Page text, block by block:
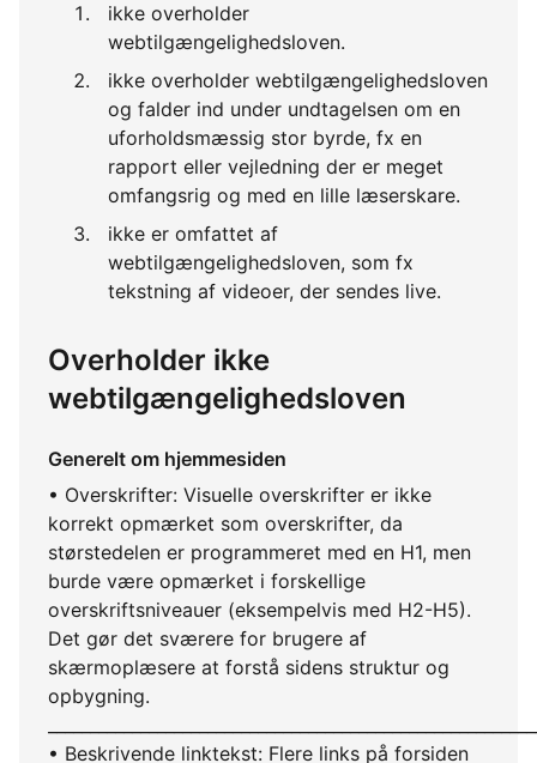
ikke overholder
webtilgængelighedsloven.
ikke overholder webtilgængelighedsloven
og falder ind under undtagelsen om en
uforholdsmæssig stor byrde, fx en
rapport eller vejledning der er meget
omfangsrig og med en lille læserskare.
ikke er omfattet af
webtilgængelighedsloven, som fx
tekstning af videoer, der sendes live.
Overholder ikke
webtilgængelighedsloven
Generelt om hjemmesiden
• Overskrifter: Visuelle overskrifter er ikke
korrekt opmærket som overskrifter, da
størstedelen er programmeret med en H1, men
burde være opmærket i forskellige
overskriftsniveauer (eksempelvis med H2-H5).
Det gør det sværere for brugere af
skærmoplæsere at forstå sidens struktur og
opbygning.
• Beskrivende linktekst: Flere links på forsiden